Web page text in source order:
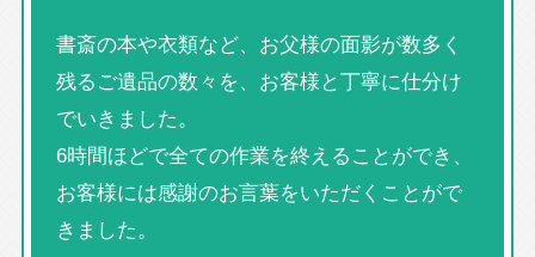
書斎の本や衣類など、お父様の面影が数多く
残るご遺品の数々を、お客様と丁寧に仕分け
でいきました。
6時間ほどで全ての作業を終えることができ、
お客様には感謝のお言葉をいただくことがで
きました。